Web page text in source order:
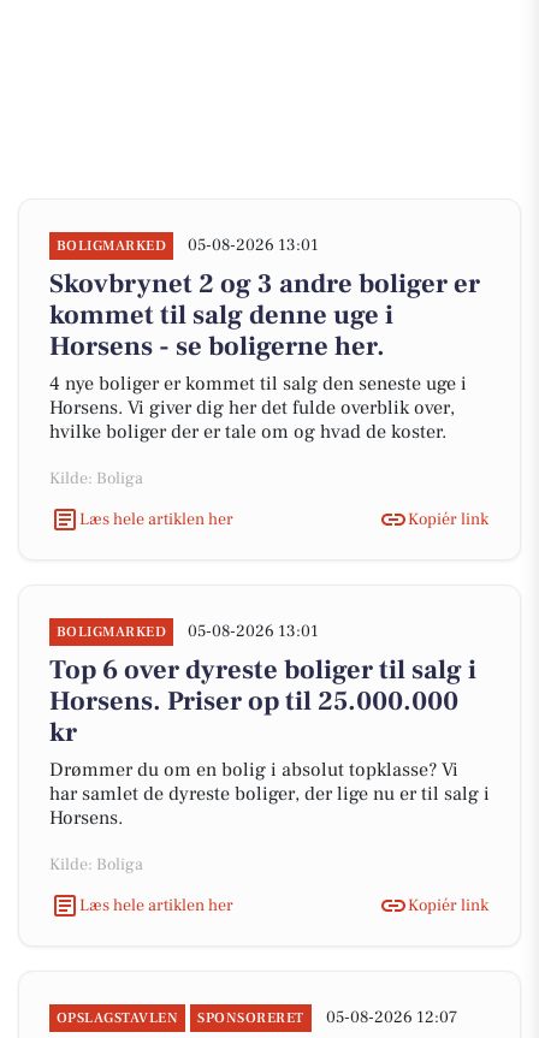
BOLIGMARKED 05-08-2026 13:01
Skovbrynet 2 og 3 andre boliger er
kommet til salg denne uge i
Horsens - se boligerne her.
4 nye boliger er kommet til salg den seneste uge i
Horsens. Vi giver dig her det fulde overblik over,
hvilke boliger der er tale om og hvad de koster.
Kilde: Boliga
Læs hele artiklen her
Kopiér link
BOLIGMARKED 05-08-2026 13:01
Top 6 over dyreste boliger til salg i
Horsens. Priser op til 25.000.000
kr
Drømmer du om en bolig i absolut topklasse? Vi
har samlet de dyreste boliger, der lige nu er til salg i
Horsens.
Kilde: Boliga
Læs hele artiklen her
Kopiér link
OPSLAGSTAVLEN SPONSORERET 05-08-2026 12:07